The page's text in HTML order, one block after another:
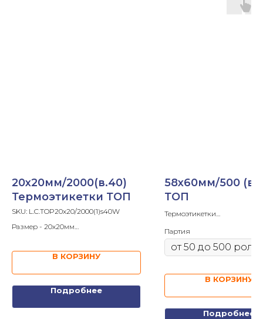
20х20мм/2000(в.40)
Термоэтикетки ТОП
SKU: L.C.TOP20x20/2000(1)s40W
Размер - 20х20мм
В КОРЗИНУ
Подробнее
58х60мм/500
ТОП
Термоэтикетки
Втулка - 40мм
Клей - каучуковый
Партия
В КОРЗИНУ
Подробнее